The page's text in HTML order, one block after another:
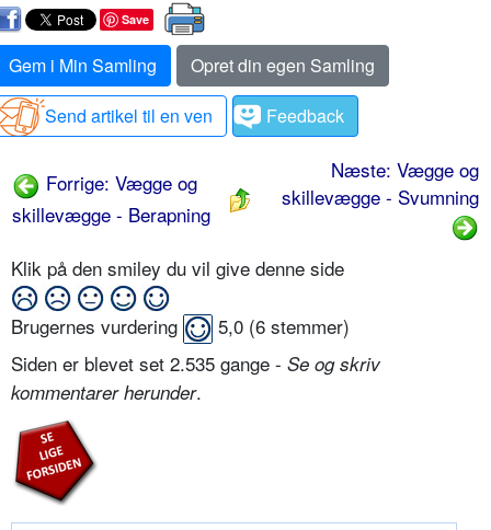
Save
Gem i Min Samling
Opret din egen Samling
Send artikel til en ven
Feedback
Forrige: Vægge og
skillevægge - Berapning
Næste: Vægge og
skillevægge - Svumning
Klik på den smiley du vil give denne side
Brugernes vurdering 5,0 (6 stemmer)
Siden er blevet set 2.535 gange - Se og skriv
kommentarer herunder.